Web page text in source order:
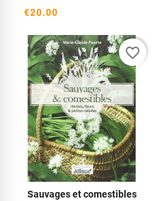
€20.00
Sauvages et comestibles
favorite_border